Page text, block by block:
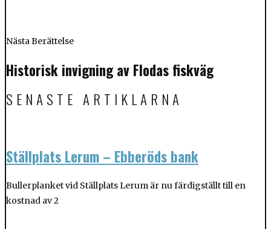
Nästa Berättelse
Historisk invigning av Flodas fiskväg
SENASTE ARTIKLARNA
Ställplats Lerum – Ebberöds bank
Bullerplanket vid Ställplats Lerum är nu färdigställt till en
kostnad av 2